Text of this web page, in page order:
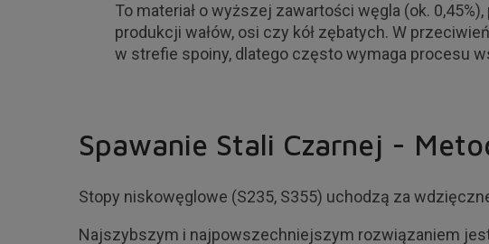
To materiał o wyższej zawartości węgla (ok.
produkcji wałów, osi czy kół zębatych. W
w strefie spoiny, dlatego często wymaga procesu
Spawanie Stali Czarnej -
Stopy niskowęglowe (S235, S355) uchodzą za
Najszybszym i najpowszechniejszym rozwiązaniem